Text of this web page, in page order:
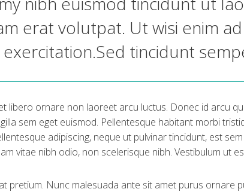
erat volutpat. Ut wisi enim
tincidunt
libero ornare non laoreet arcu luctus. Donec id arcu
sem eget euismod. Pellentesque habitant morbi
adipiscing, neque ut pulvinar tincidunt, est
vitae nibh odio, non scelerisque nibh. Vestibulum ut
pretium. Nunc malesuada ante sit amet purus ornare